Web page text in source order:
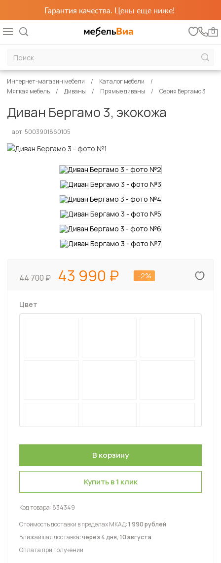
Гарантия качества. Цены еще ниже!
0
Интернет-магазин мебели
Каталог мебели
Мягкая мебель
Диваны Прямые диваны Серия Бергамо 3
Диван Бергамо 3, экокожа
арт. 5003901860105
44 700 43 990 -2%
Цвет
Купить в 1 клик
Код товара: 834349
Стоимость доставки в пределах МКАД:1 990 рублей
Ближайшая доставка:через 4 дня, 10 августа
Оплата при получении